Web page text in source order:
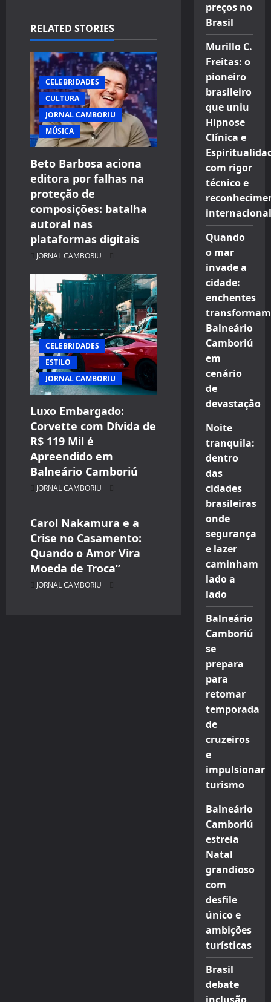
RELATED STORIES
CELEBRIDADES
CULTURA
JORNAL CAMBORIU
MÚSICA
Beto Barbosa aciona
editora por falhas na
proteção de
composições: batalha
autoral nas
plataformas digitais
JORNAL CAMBORIU
CELEBRIDADES
ESTILO
JORNAL CAMBORIU
Luxo Embargado:
Corvette com Dívida de
R$ 119 Mil é
Apreendido em
Balneário Camboriú
JORNAL CAMBORIU
CELEBRIDADES
CINEMA TEATRO TV INTERNET
ENTRETENIMENTO
JORNAL CAMBORIU
Carol Nakamura e a
Crise no Casamento:
Quando o Amor Vira
Moeda de Troca”
JORNAL CAMBORIU
preços no
Brasil
Murillo C.
Freitas: o
pioneiro
brasileiro
que uniu
Hipnose
Clínica e
com rigor
técnico e
internacional
Quando
o mar
invade a
cidade:
enchentes
transformam
Balneário
Camboriú
em
cenário
de
devastação
Noite
tranquila:
dentro
das
cidades
brasileiras
onde
segurança
e lazer
caminham
lado a
lado
Balneário
Camboriú
se
prepara
para
retomar
temporada
de
cruzeiros
e
impulsionar
turismo
Balneário
Camboriú
estreia
Natal
grandioso
com
desfile
único e
ambições
turísticas
Brasil
debate